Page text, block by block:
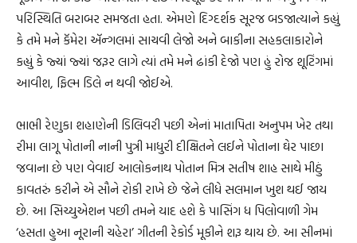
પરિસ્થિતિ બરાબર સમજતા હતા. એમણે દિગ્દર્શક સૂરજ બડજાત્યાને કહ્યું
કે તમે મને કૅમેરા ઍન્ગલમાં સાચવી લેજો અને બાકીના સહકલાકારોને
કહ્યું કે જ્યાં જ્યાં જરૂર લાગે ત્યાં તમે મને ઢાંકી દેજો પણ હું રોજ શૂટિંગમાં
આવીશ, ફિલ્મ ડિલે ન થવી જોઈએ.
ભાભી રેણુકા શહાણેની ડિલિવરી પછી એનાં માતાપિતા અનુપમ ખેર તથા
રીમા લાગૂ પોતાની નાની પુત્રી માધુરી દીક્ષિતને લઈને પોતાના ઘેર પાછા
જવાના છે પણ વેવાઈ આલોકનાથ પોતાન મિત્ર સતીષ શાહ સાથે મીઠું
કાવતરું કરીને એ સૌને રોકી રાખે છે જેને લીધે સલમાન ખુશ થઈ જાય
છે. આ સિચ્યુએશન પછી તમને યાદ હશે કે પાસિંગ ધ પિલોવાળી ગેમ
‘હસતા હુઆ નૂરાની ચહેરા’ ગીતની રેકોર્ડ મૂકીને શરૂ થાય છે. આ સીનમાં